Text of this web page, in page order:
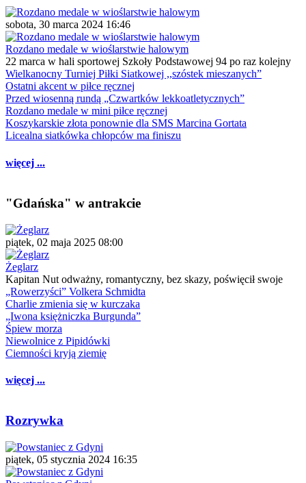
sobota, 30 marca 2024 16:46
Rozdano medale w wioślarstwie halowym
22 marca w hali sportowej Szkoły Podstawowej 94 po raz kolejny
Wielkanocny Turniej Piłki Siatkowej ,,szóstek mieszanych”
Ostatni akcent w piłce ręcznej
Przed wiosenną rundą „Czwartków lekkoatletycznych”
Rozdano medale w mini piłce ręcznej
Koszykarskie złota ponownie dla SMS Marcina Gortata
Licealna siatkówka chłopców ma finiszu
więcej ...
"Gdańska" w antrakcie
piątek, 02 maja 2025 08:00
Żeglarz
Kapitan Nut odważny, romantyczny, bez skazy, poświęcił swoje
„Rowerzyści” Volkera Schmidta
Charlie zmienia się w kurczaka
„Iwona księżniczka Burgunda”
Śpiew morza
Niewolnice z Pipidówki
Ciemności kryją ziemię
więcej ...
Rozrywka
piątek, 05 stycznia 2024 16:35